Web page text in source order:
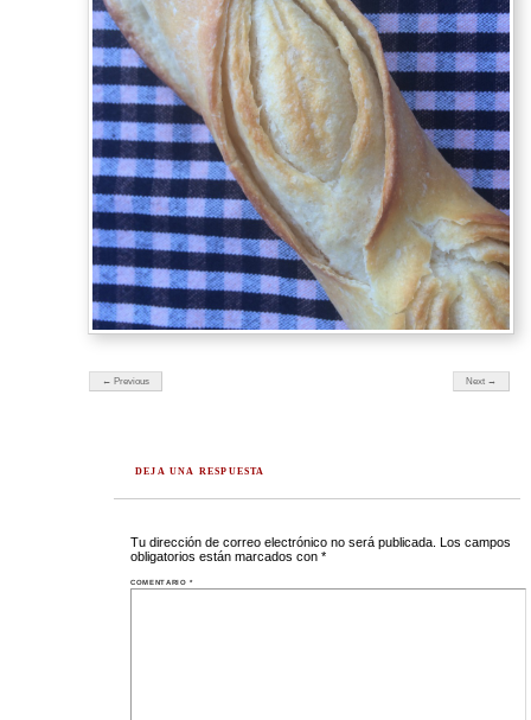
← Previous Next →
DEJA UNA RESPUESTA
Tu dirección de correo electrónico no será publicada. Los campos
obligatorios están marcados con*
COMENTARIO*